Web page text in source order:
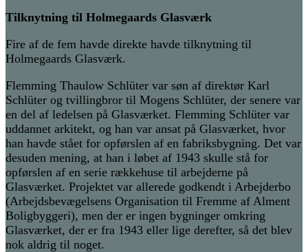
Tilknytning til Holmegaards Glasværk
Fire af de fem havde direkte havde tilknytning til
Holmegaards Glasværk.
Flemming Thaulow Schlüter var søn af direktør Karl
Schlüter og tvillingbror til Mogens Schlüter, der senere var
en del af ledelsen på Glasværket. Flemming Schlüter var
uddannet arkitekt, og han var ansat på Glasværket, hvor
han havde stået for opførslen af en fabriksbygning. Det var
desuden mening, at han i løbet af 1943 skulle stå for
opførslen af en serie rækkehuse til arbejderne på
Glasværket. Projektet var allerede godkendt i Arbejderbo
(Arbejdsbevægelsens Organisation til Fremme af Alment
Boligbyggeri), men der er ingen bygninger omkring
Glasværket, der er fra 1943 eller lige derefter, så det blev
nok aldrig til noget.